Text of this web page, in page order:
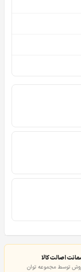
اصالت کالا
توسط مجموعه توان